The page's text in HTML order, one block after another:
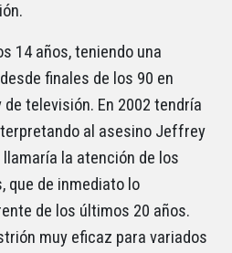
14 años, teniendo una
finales de los 90 en
televisión. En 2002 tendría
al asesino Jeffrey
llamaría la atención de los
que de inmediato lo
de los últimos 20 años.
muy eficaz para variados